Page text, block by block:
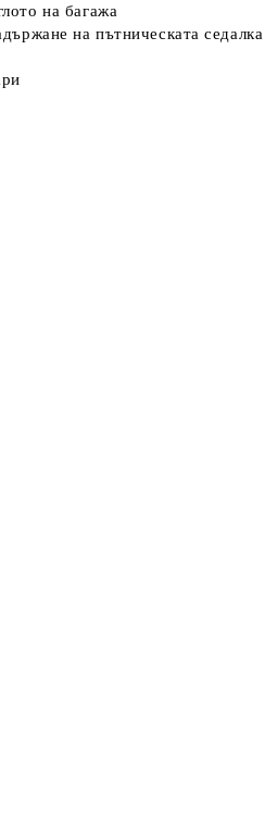
на багажа
на пътническата седалка